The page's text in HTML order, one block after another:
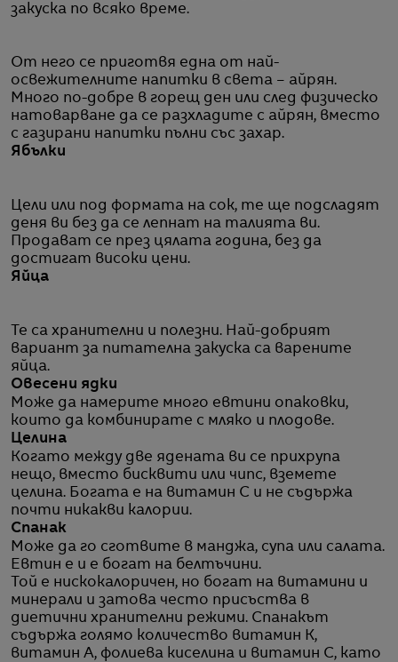
закуска по всяко време.
От него се приготвя една от най-
освежителните напитки в света – айрян.
Много по-добре в горещ ден или след физическо
натоварване да се разхладите с айрян, вместо
с газирани напитки пълни със захар.
Ябълки
Цели или под формата на сок, те ще подсладят
деня ви без да се лепнат на талията ви.
Продават се през цялата година, без да
достигат високи цени.
Яйца
Те са хранителни и полезни. Най-добрият
вариант за питателна закуска са варените
яйца.
Овесени ядки
Може да намерите много евтини опаковки,
които да комбинирате с мляко и плодове.
Целина
Когато между две ядената ви се прихрупа
нещо, вместо бисквити или чипс, вземете
целина. Богата е на витамин С и не съдържа
почти никакви калории.
Спанак
Може да го сготвите в манджа, супа или салата.
Евтин е и е богат на белтъчини.
Той е нискокалоричен, но богат на витамини и
минерали и затова често присъства в
диетични хранителни режими. Спанакът
съдържа голямо количество витамин К,
витамин А, фолиева киселина и витамин C, като